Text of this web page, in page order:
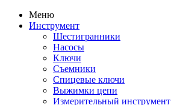
Меню
Инструмент
Шестигранники
Насосы
Ключи
Съемники
Спицевые ключи
Выжимки цепи
Измерительный инструмент